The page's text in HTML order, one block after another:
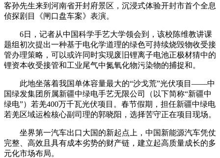
客孙先生来到河南省开封府景区，沉浸式体验开封市首个全息
侦探剧目《闸口盘车案》表演。
6日，记者从中国科学手艺大学领会到，该校陈维教讲课
题组初次提出一种基于电化学道理的绿色可持续烧毁物收受接
管办理策略，可以或许同时实现废旧锂离子电池正极材猜中的
锂资本收受接管和工业尾气中氮氧化物污染物的捕捉和。
此地坐落着我国单体容量最大的“沙戈荒”光伏项目——中
国绿发集团所属新疆中绿电手艺无限公司（以下简称“新疆中
绿电”）若羌400万千瓦光伏项目。春节假期，担任新疆中绿电
若羌区域运检核心副司理的郭晓阳，选择苦守正在项目现场。
坐界第一汽车出口大国的新起点上，中国新能源汽车凭仗
完整、高效且具有成本劣势的财产链，建立起高质量成长的多
元化市场布局。